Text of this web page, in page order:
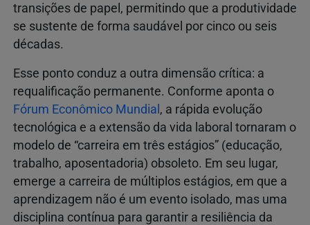
transições de papel, permitindo que a produtividade
se sustente de forma saudável por cinco ou seis
décadas.
Esse ponto conduz a outra dimensão crítica: a
requalificação permanente. Conforme aponta o
Fórum Econômico Mundial , a rápida evolução
tecnológica e a extensão da vida laboral tornaram o
modelo de “carreira em três estágios” (educação,
trabalho, aposentadoria) obsoleto. Em seu lugar,
emerge a carreira de múltiplos estágios, em que a
aprendizagem não é um evento isolado, mas uma
disciplina contínua para garantir a resiliência da